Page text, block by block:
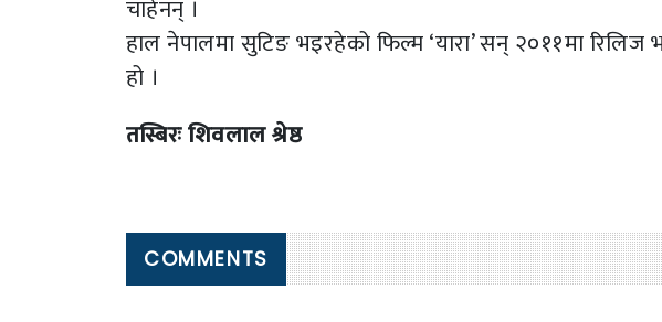
चाहेनन् ।
हाल नेपालमा सुटिङ भइरहेको फिल्म ‘यारा’ सन् २०११मा
हो ।
तस्बिरः शिवलाल श्रेष्ठ
COMMENTS